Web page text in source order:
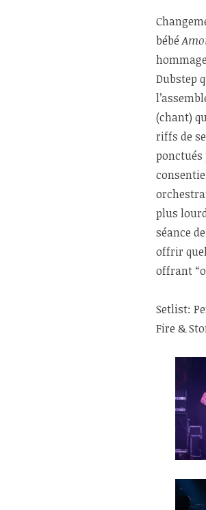
bébé
Dubstep
(chant)
riffs de
ponctués
plus
séance
offrir
offrant
Setlist:
Fire &